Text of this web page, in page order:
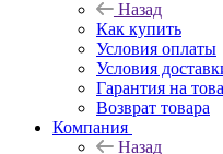
Назад
Как купить
Условия оплаты
Условия
Гарантия на
Возврат товара
Компания
Назад